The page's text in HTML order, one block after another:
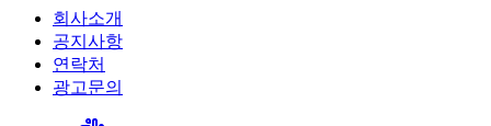
회사소개
공지사항
연락처
광고문의